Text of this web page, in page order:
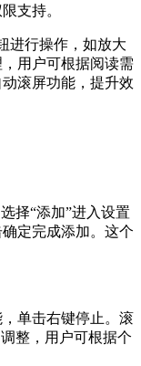
支持。
进行操作，如放大
用户可根据阅读需
滚屏功能，提升效
择“添加”进入设置
定完成添加。这个
单击右键停止。滚
整，用户可根据个